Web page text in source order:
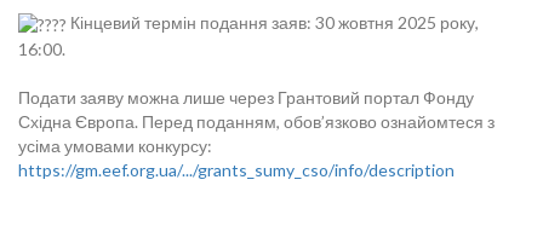
Кінцевий термін подання заяв: 30 жовтня 2025 року,
16:00.
Подати заяву можна лише через Грантовий портал Фонду
Східна Європа. Перед поданням, обов’язково ознайомтеся з
усіма умовами конкурсу:
https://gm.eef.org.ua/.../grants_sumy_cso/info/description